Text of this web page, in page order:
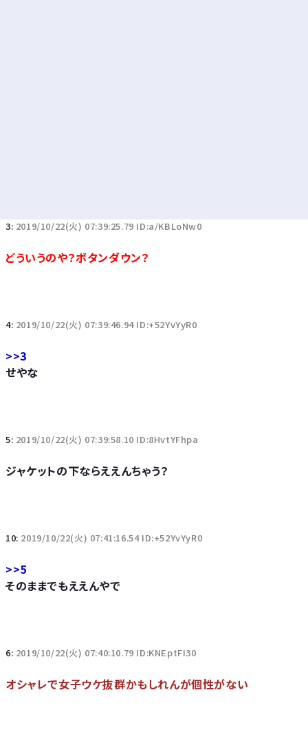
3: 2019/10/22(火) 07:39:25.79 ID:a/KBLoNw0
どういうのや？ボタンダウン？
4: 2019/10/22(火) 07:39:46.94 ID:+52YvYyR0
>>3
せやな
5: 2019/10/22(火) 07:39:58.10 ID:8HvtYFhpa
ジャケットの下ならええんちゃう？
10: 2019/10/22(火) 07:41:16.54 ID:+52YvYyR0
>>5
そのままでもええんやで
6: 2019/10/22(火) 07:40:10.79 ID:KNEptFI30
オシャレで女子ウケ抜群かもしれんが個性がない